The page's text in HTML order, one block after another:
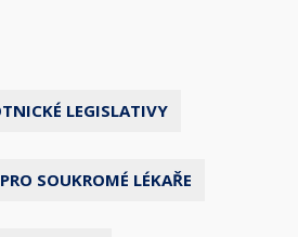
LEGISLATIVY
SOUKROMÉ LÉKAŘE